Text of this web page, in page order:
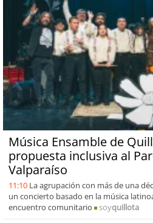
Música Ensamble de
propuesta inclusiva al
Valparaíso
11:10 La agrupación con más de una
un concierto basado en la música
encuentro comunitario
soyquillota